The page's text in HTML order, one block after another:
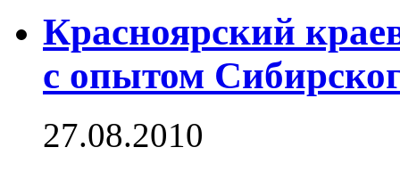
Красноярский
с опытом
27.08.2010